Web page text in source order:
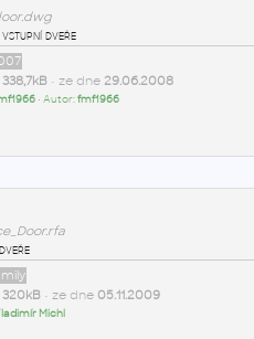
vstupní dveře
338,7kB• ze dne 29.06.2008
• Autor:fmf1966
320kB• ze dne 05.11.2009
Michl